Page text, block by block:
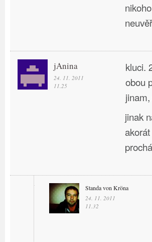
jAnina
24. 11. 2011
11.25
kluci.
obou
jinak
Standa von Kröna
24. 11. 2011
11.32